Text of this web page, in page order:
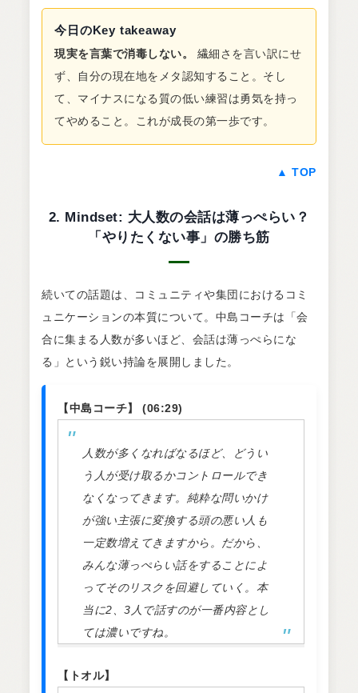
今日のKey takeaway
現実を言葉で消毒しない。 繊細さを言い訳にせ
ず、自分の現在地をメタ認知すること。そし
て、マイナスになる質の低い練習は勇気を持っ
てやめること。これが成長の第一歩です。
▲ TOP
2. Mindset: 大人数の会話は薄っぺらい？
「やりたくない事」の勝ち筋
続いての話題は、コミュニティや集団におけるコミ
ュニケーションの本質について。中島コーチは「会
合に集まる人数が多いほど、会話は薄っぺらにな
る」という鋭い持論を展開しました。
【中島コーチ】 (06:29)
人数が多くなればなるほど、どうい
う人が受け取るかコントロールでき
なくなってきます。純粋な問いかけ
が強い主張に変換する頭の悪い人も
一定数増えてきますから。だから、
みんな薄っぺらい話をすることによ
ってそのリスクを回避していく。本
当に2、3人で話すのが一番内容とし
ては濃いですね。
【トオル】